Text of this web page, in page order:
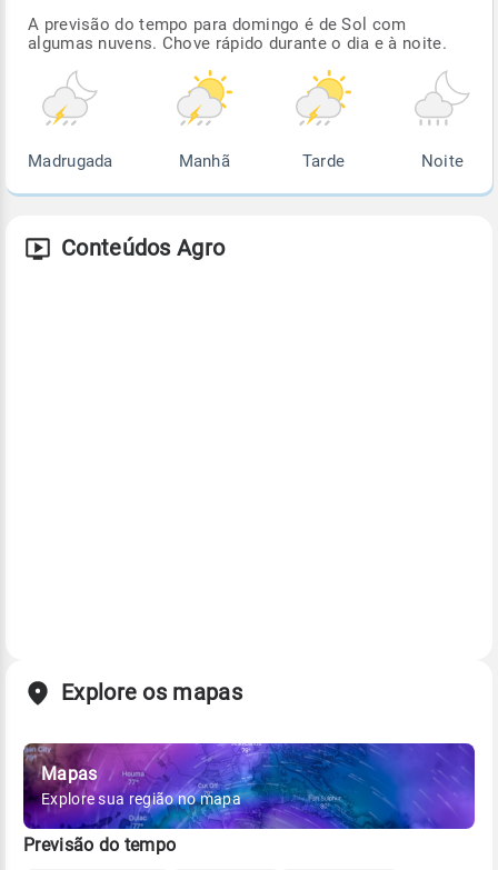
A previsão do tempo para domingo é de Sol com
algumas nuvens. Chove rápido durante o dia e à noite.
Madrugada Manhã Tarde Noite
Conteúdos Agro
Explore os mapas
Mapas
Explore sua região no mapa
Previsão do tempo